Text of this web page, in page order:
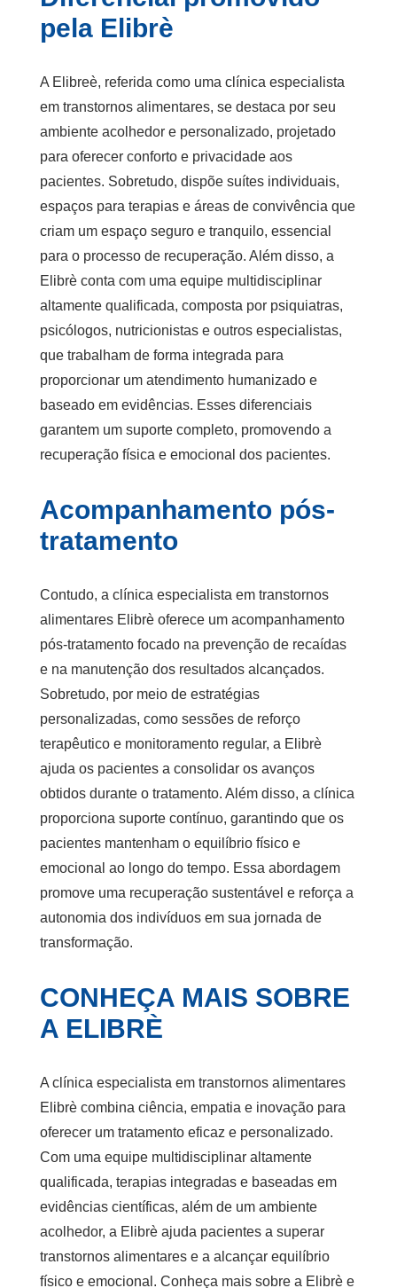
pela Elibrè
A Elibreè, referida como uma clínica especialista
em transtornos alimentares, se destaca por seu
ambiente acolhedor e personalizado, projetado
para oferecer conforto e privacidade aos
pacientes. Sobretudo, dispõe suítes individuais,
espaços para terapias e áreas de convivência que
criam um espaço seguro e tranquilo, essencial
para o processo de recuperação. Além disso, a
Elibrè conta com uma equipe multidisciplinar
altamente qualificada, composta por psiquiatras,
psicólogos, nutricionistas e outros especialistas,
que trabalham de forma integrada para
proporcionar um atendimento humanizado e
baseado em evidências. Esses diferenciais
garantem um suporte completo, promovendo a
recuperação física e emocional dos pacientes.
Acompanhamento pós-
tratamento
Contudo, a clínica especialista em transtornos
alimentaresElibrè oferece um acompanhamento
pós-tratamento focado na prevenção de recaídas
e na manutenção dos resultados alcançados.
Sobretudo, por meio de estratégias
personalizadas, como sessões de reforço
terapêutico e monitoramento regular, a Elibrè
ajuda os pacientes a consolidar os avanços
obtidos durante o tratamento. Além disso, a clínica
proporciona suporte contínuo, garantindo que os
pacientes mantenham o equilíbrio físico e
emocional ao longo do tempo. Essa abordagem
promove uma recuperação sustentável e reforça a
autonomia dos indivíduos em sua jornada de
transformação.
CONHEÇA MAIS SOBRE
A ELIBRÈ
A clínica especialista em transtornos alimentares
Elibrè combina ciência, empatia e inovação para
oferecer um tratamento eficaz e personalizado.
Com uma equipe multidisciplinar altamente
qualificada, terapias integradas e baseadas em
evidências científicas, além de um ambiente
acolhedor, a Elibrè ajuda pacientes a superar
transtornos alimentares e a alcançar equilíbrio
físico e emocional. Conheça mais sobre a Elibrè e